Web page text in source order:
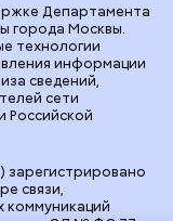
зарегистрировано
связи,
коммуникаций
Департамента
города Москвы.
технологии
информации
сведений,
сети
Российской